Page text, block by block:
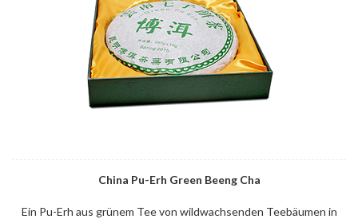
China Pu-Erh Green Beeng Cha
Ein Pu-Erh aus grünem Tee von wildwachsenden Teebäumen in